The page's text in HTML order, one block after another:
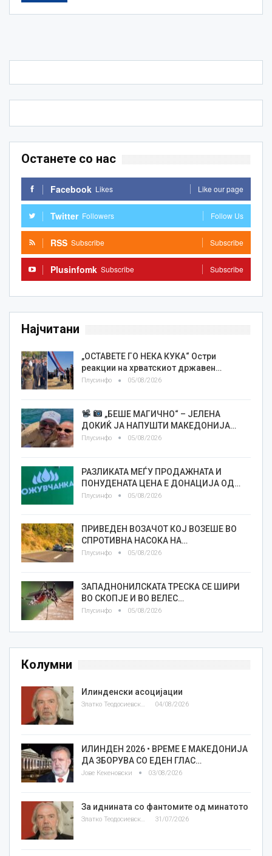
Останете со нас
Facebook Likes Like our page
Twitter Followers Follow Us
RSS Subscribe Subscribe
Plusinfomk Subscribe Subscribe
Најчитани
„ОСТАВЕТЕ ГО НЕКА КУКА“ Остри
реакции на хрватскиот државен…
Плусинфо 05/08/2026
„БЕШЕ МАГИЧНО“ – ЈЕЛЕНА
ДОКИЌ ЈА НАПУШТИ МАКЕДОНИЈА…
Плусинфо 05/08/2026
РАЗЛИКАТА МЕЃУ ПРОДАЖНАТА И
ПОНУДЕНАТА ЦЕНА Е ДОНАЦИЈА ОД…
Плусинфо 05/08/2026
ПРИВЕДЕН ВОЗАЧОТ КОЈ ВОЗЕШЕ ВО
СПРОТИВНА НАСОКА НА…
Плусинфо 05/08/2026
ЗАПАДНОНИЛСКАТА ТРЕСКА СЕ ШИРИ
ВО СКОПЈЕ И ВО ВЕЛЕС…
Плусинфо 05/08/2026
Колумни
Илинденски асоцијации
04/08/2026
ИЛИНДЕН 2026 • ВРЕМЕ Е МАКЕДОНИЈА
ДА ЗБОРУВА СО ЕДЕН ГЛАС…
Јове Кекеновски 03/08/2026
За иднината со фантомите од минатото
Златко Теодосиевски 31/07/2026